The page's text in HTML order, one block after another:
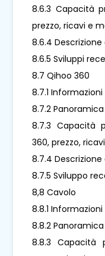
8.6.3 Capacità
prezzo, ricavi e
8.6.4
8.6.5 Sviluppi
8.7 Qihoo 360
8.7.1
8.7.2
8.7.3 Capacità
360, prezzo,
8.7.4
8.7.5 Sviluppo
8,8 Cavolo
8.8.1
8.8.2
8.8.3